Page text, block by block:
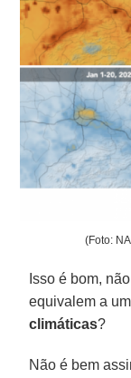
(Foto:
Isso é bom,
equivalem a
climáticas?
Não é bem